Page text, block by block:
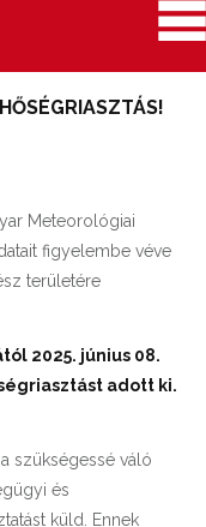
Meteorológiai
figyelembe véve
területére
2025. június 08.
adott ki.
szükségessé váló
és
küld. Ennek